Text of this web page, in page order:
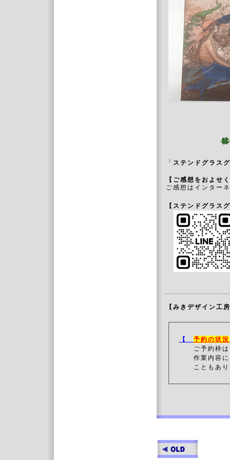
「 ステンドグラス
【ご感想をおよせ
ご感想はインター
【ステンドグラス
【みきデザイン工
【 予約の状況
ご予約枠は
作業内容によ
こともあ